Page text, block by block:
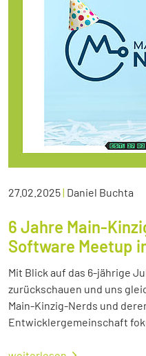
27.02.2025| Daniel Buchta
6 Jahre Main-
Software Meetup
Mit Blick auf das 6-jährige
zurückschauen und uns
Main-Kinzig-Nerds und
Entwicklergemeinschaft